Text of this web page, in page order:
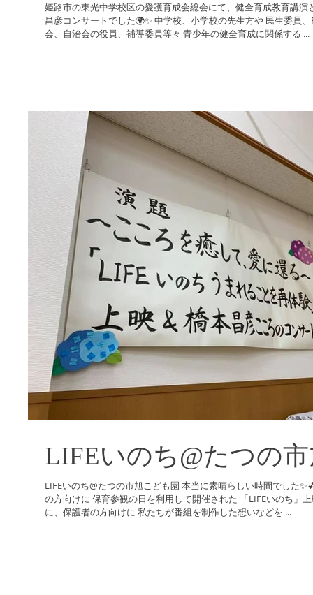
姫路市の東光中学校区の愛護育成会総会にて、健全育成教育講演として 「LIFEいのち」の
昌彦コンサートでした🌍✨ 中学校、小学校の先生方や 民生委員、PTA、防犯協会、子ども会、保護師
会、自治会の役員、補導委員等々 青少年の健全育成に関係する ...
LIFEいのち@たつの
LIFEいのち@たつの市旭こども園 本当に素晴らしい時間でした✨💕😭 0歳〜6歳までの全園児と保護者
の方向けに 保育参観の日を利用して開催された 「LIFEいのち」上映& 橋本昌彦コンサート はじめ
に、保護者の方向けに 私たちが番組を制作した想いなどを ...